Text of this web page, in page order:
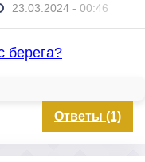
23.03.2024 - 00:46
берега?
Ответы (1)